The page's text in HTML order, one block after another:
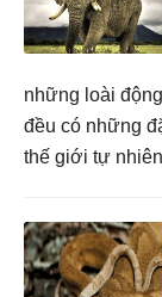
những loài
đều có những
thế giới tự